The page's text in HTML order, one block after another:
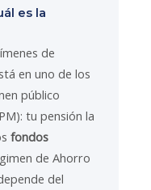
es la
de
en uno de los
público
tu pensión la
fondos
de Ahorro
del